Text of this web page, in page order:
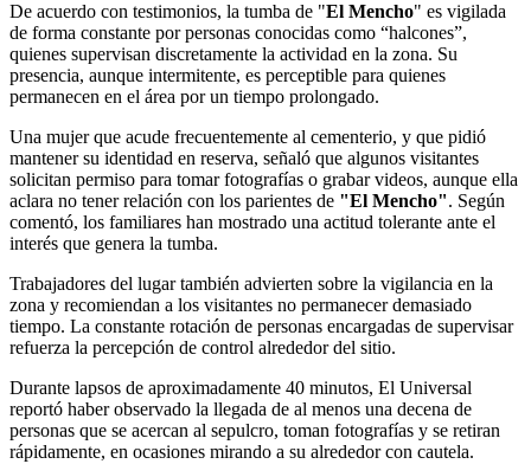
De acuerdo con testimonios, la tumba de "El Mencho" es vigilada
de forma constante por personas conocidas como “halcones”,
quienes supervisan discretamente la actividad en la zona. Su
presencia, aunque intermitente, es perceptible para quienes
permanecen en el área por un tiempo prolongado.
Una mujer que acude frecuentemente al cementerio, y que pidió
mantener su identidad en reserva, señaló que algunos visitantes
solicitan permiso para tomar fotografías o grabar videos, aunque ella
aclara no tener relación con los parientes de "El Mencho". Según
comentó, los familiares han mostrado una actitud tolerante ante el
interés que genera la tumba.
Trabajadores del lugar también advierten sobre la vigilancia en la
zona y recomiendan a los visitantes no permanecer demasiado
tiempo. La constante rotación de personas encargadas de supervisar
refuerza la percepción de control alrededor del sitio.
Durante lapsos de aproximadamente 40 minutos, El Universal
reportó haber observado la llegada de al menos una decena de
personas que se acercan al sepulcro, toman fotografías y se retiran
rápidamente, en ocasiones mirando a su alrededor con cautela.